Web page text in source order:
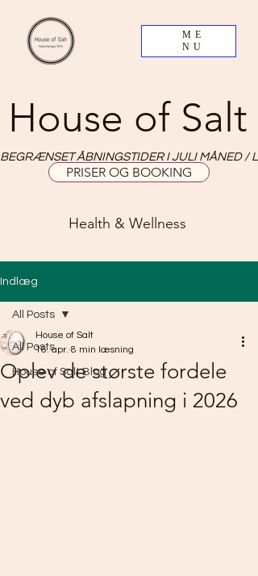
ME
NU
House of Salt
Health & Wellness
PRISER OG BOOKING
BEGRÆNSET ÅBNINGSTIDER I JULI MÅNED /
Indlæg
All Posts
House of Salt Blog
All Posts
Oplev de største fordele
ved dyb afslapning i 2026
House of Salt
16. apr. 8 min læsning